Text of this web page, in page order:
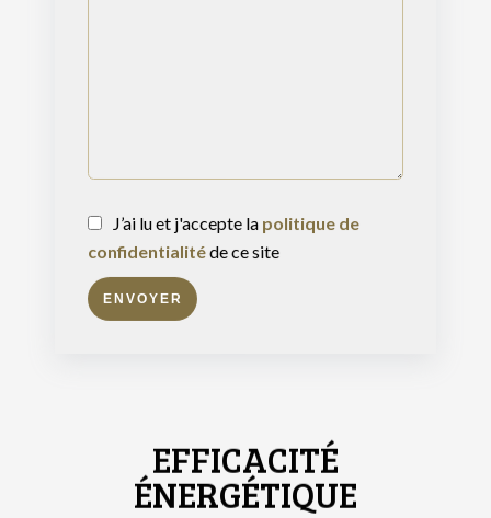
J’ai lu et j'accepte la politique de
confidentialitéde ce site
ENVOYER
EFFICACITÉ
ÉNERGÉTIQUE